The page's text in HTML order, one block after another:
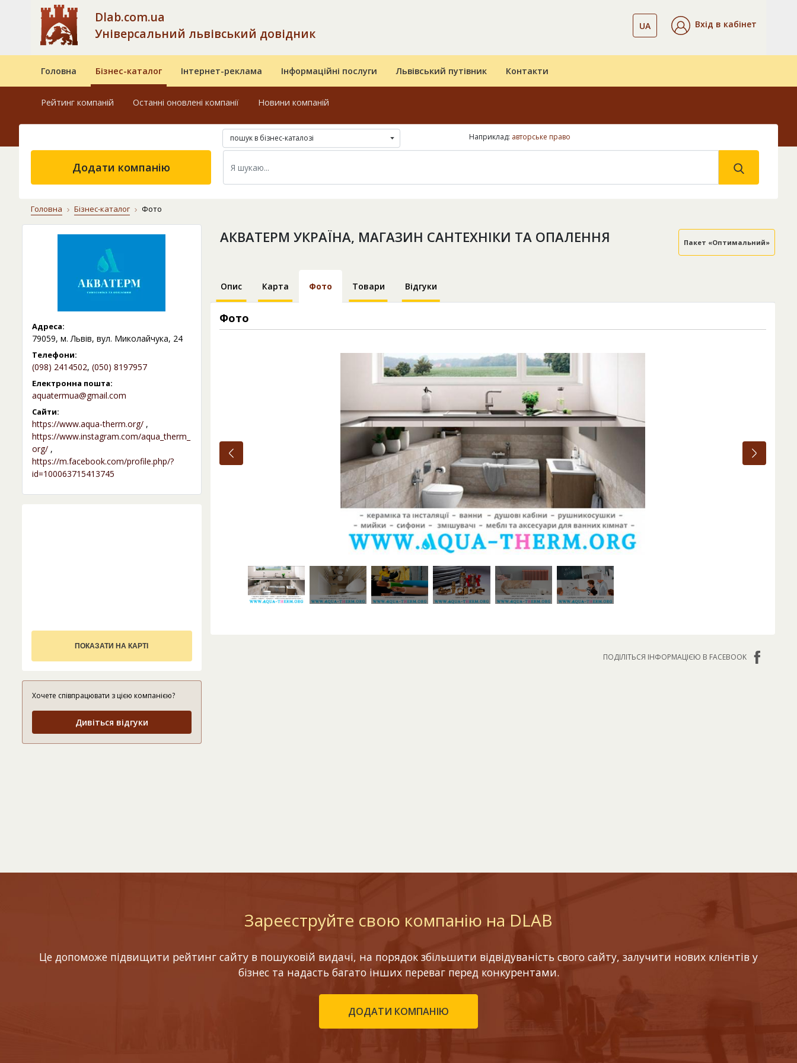
Dlab.com.ua
Універсальний львівський довідник
UA Вхід в кабінет
Головна Бізнес-каталог Інтернет-реклама Інформаційні послуги Львівський путівник Контакти
Рейтинг компаній Останні оновлені компанії Новини компаній
пошук в бізнес-каталозі Наприклад: авторське право
Додати компанію
Головна Бізнес-каталог Фото
Адреса:
79059, м. Львів, вул. Миколайчука, 24
Телефони:
(098) 2414502, (050) 8197957
Електронна пошта:
aquatermua@gmail.com
Сайти:
https://www.aqua-therm.org/ ,
https://www.instagram.com/aqua_therm_
org/ ,
https://m.facebook.com/profile.php/?
id=100063715413745
ПОКАЗАТИ НА КАРТІ
Хочете співпрацювати з цією компанією?
Дивіться відгуки
АКВАТЕРМ УКРАЇНА, МАГАЗИН САНТЕХНІКИ ТА ОПАЛЕННЯ Пакет «Оптимальний»
Опис Карта Фото Товари Відгуки
Фото
ПОДІЛІТЬСЯ ІНФОРМАЦІЄЮ В FACEBOOK
Зареєструйте свою компанію на DLAB
Це допоможе підвищити рейтинг сайту в пошуковій видачі, на порядок збільшити відвідуваність свого сайту, залучити нових клієнтів у
бізнес та надасть багато інших переваг перед конкурентами.
ДОДАТИ КОМПАНІЮ